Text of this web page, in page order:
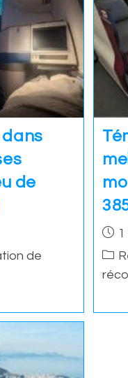
dans
de
de
Post
Post